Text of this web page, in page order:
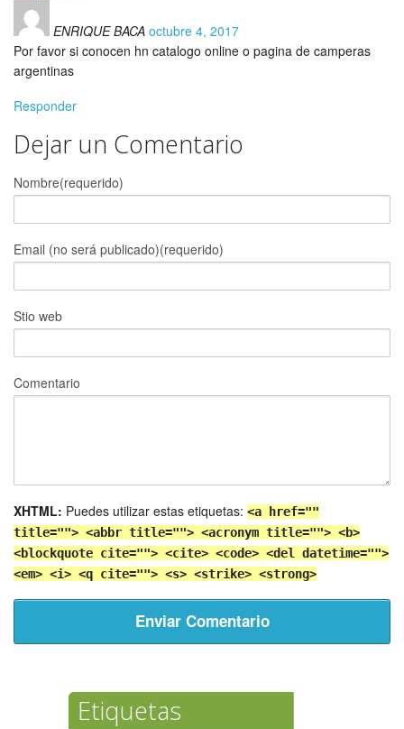
ENRIQUE BACA octubre 4, 2017
Por favor si conocen hn catalogo online o pagina de camperas
argentinas
Responder
Dejar un Comentario
Nombre(requerido)
Email (no será publicado)(requerido)
Stio web
Comentario
XHTML: Puedes utilizar estas etiquetas: <a href=""
title=""> <abbr title=""> <acronym title=""> <b>
<blockquote cite=""> <cite> <code> <del datetime="">
<em> <i> <q cite=""> <s> <strike> <strong>
Etiquetas